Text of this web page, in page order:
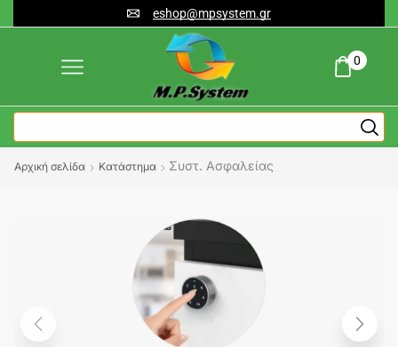
eshop@mpsystem.gr
0
Αρχική σελίδα Κατάστημα Συστ. Ασφαλείας